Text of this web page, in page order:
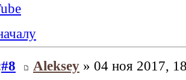
#8 Aleksey » 04 ноя 2017,